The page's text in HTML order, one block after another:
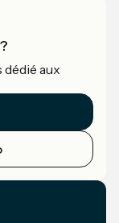
dédié aux